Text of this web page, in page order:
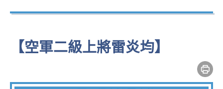
【空軍二級上將雷炎均】